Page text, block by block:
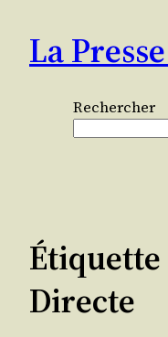
contenu
La
Rechercher
Étiquette
Directe